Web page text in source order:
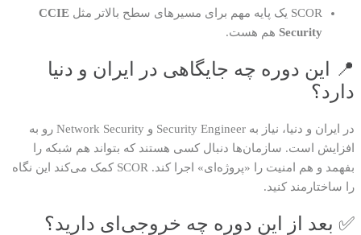
SCOR یک پایه مهم برای مسیرهای سطح بالاتر مثل
CCIE
Security هم هست.
📍 این دوره چه جایگاهی در ایران و دنیا
دارد؟
در ایران و دنیا، نیاز به Security Engineer و Network Security رو به
افزایش است. سازمان‌ها دنبال کسی هستند که بتواند هم شبکه را
بفهمد و هم امنیت را «پروژه‌ای» اجرا کند. SCOR کمک می‌کند این نگاه
را ساختارمند کنید.
✅ بعد از این دوره چه خروجی‌ای دارید؟